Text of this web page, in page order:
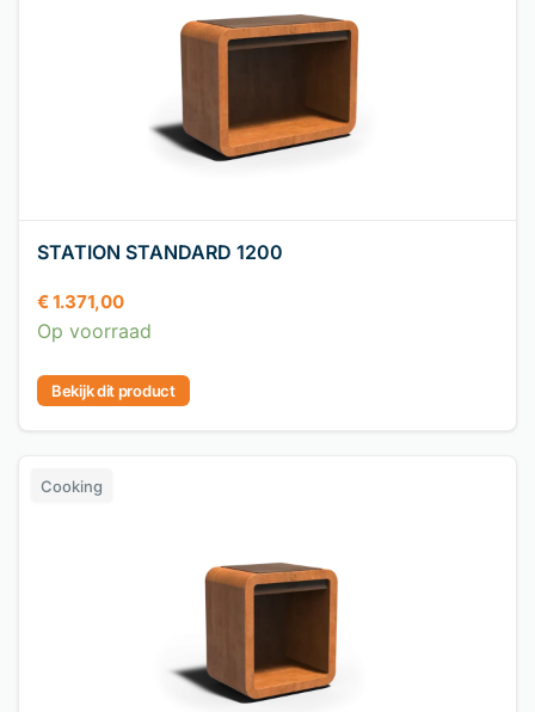
STATION STANDARD 1200
€1.371,00
Op voorraad
Bekijk dit product
Cooking